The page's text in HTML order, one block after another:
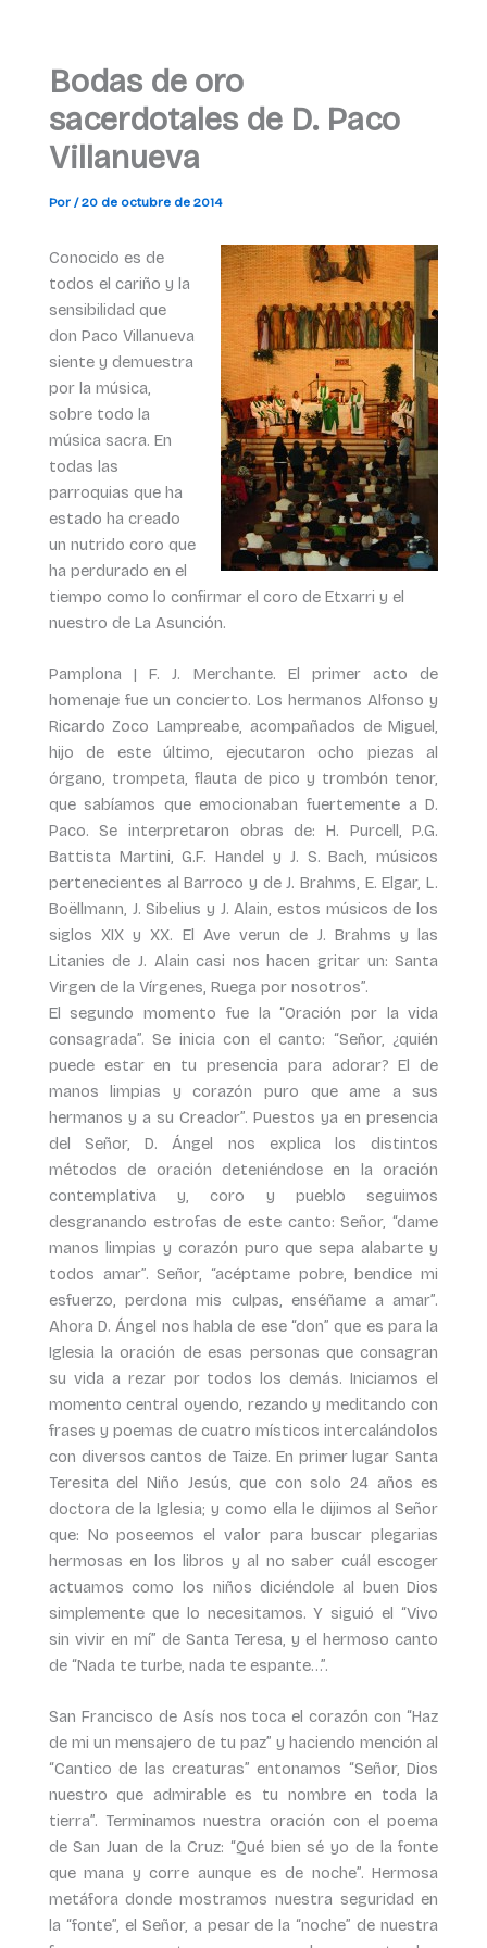
Bodas de oro
sacerdotales de D. Paco
Villanueva
Por /20 de octubre de 2014
Conocido es de
todos el cariño y la
sensibilidad que
don Paco Villanueva
siente y demuestra
por la música,
sobre todo la
música sacra. En
todas las
parroquias que ha
estado ha creado
un nutrido coro que
ha perdurado en el
tiempo como lo confirmar el coro de Etxarri y el
nuestro de La Asunción.
Pamplona | F. J. Merchante. El primer acto de
homenaje fue un concierto. Los hermanos Alfonso y
Ricardo Zoco Lampreabe, acompañados de Miguel,
hijo de este último, ejecutaron ocho piezas al
órgano, trompeta, flauta de pico y trombón tenor,
que sabíamos que emocionaban fuertemente a D.
Paco. Se interpretaron obras de: H. Purcell, P.G.
Battista Martini, G.F. Handel y J. S. Bach, músicos
pertenecientes al Barroco y de J. Brahms, E. Elgar, L.
Boëllmann, J. Sibelius y J. Alain, estos músicos de los
siglos XIX y XX. El Ave verun de J. Brahms y las
Litanies de J. Alain casi nos hacen gritar un: Santa
Virgen de la Vírgenes, Ruega por nosotros”.
El segundo momento fue la “Oración por la vida
consagrada”. Se inicia con el canto: “Señor, ¿quién
puede estar en tu presencia para adorar? El de
manos limpias y corazón puro que ame a sus
hermanos y a su Creador”. Puestos ya en presencia
del Señor, D. Ángel nos explica los distintos
métodos de oración deteniéndose en la oración
contemplativa y, coro y pueblo seguimos
desgranando estrofas de este canto: Señor, “dame
manos limpias y corazón puro que sepa alabarte y
todos amar”. Señor, “acéptame pobre, bendice mi
esfuerzo, perdona mis culpas, enséñame a amar”.
Ahora D. Ángel nos habla de ese “don” que es para la
Iglesia la oración de esas personas que consagran
su vida a rezar por todos los demás. Iniciamos el
momento central oyendo, rezando y meditando con
frases y poemas de cuatro místicos intercalándolos
con diversos cantos de Taize. En primer lugar Santa
Teresita del Niño Jesús, que con solo 24 años es
doctora de la Iglesia; y como ella le dijimos al Señor
que: No poseemos el valor para buscar plegarias
hermosas en los libros y al no saber cuál escoger
actuamos como los niños diciéndole al buen Dios
simplemente que lo necesitamos. Y siguió el “Vivo
sin vivir en mí” de Santa Teresa, y el hermoso canto
de “Nada te turbe, nada te espante…”.
San Francisco de Asís nos toca el corazón con “Haz
de mi un mensajero de tu paz” y haciendo mención al
“Cantico de las creaturas” entonamos “Señor, Dios
nuestro que admirable es tu nombre en toda la
tierra”. Terminamos nuestra oración con el poema
de San Juan de la Cruz: “Qué bien sé yo de la fonte
que mana y corre aunque es de noche”. Hermosa
metáfora donde mostramos nuestra seguridad en
la “fonte”, el Señor, a pesar de la “noche” de nuestra